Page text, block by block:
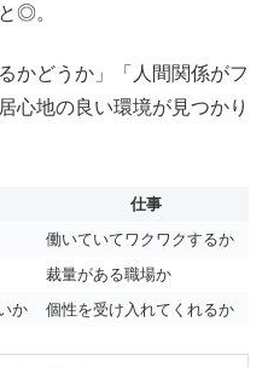
◎。
かどうか」「人間関係がフ
心地の良い環境が見つかり
仕事
働いていてワクワクするか
裁量がある職場か
か 個性を受け入れてくれるか